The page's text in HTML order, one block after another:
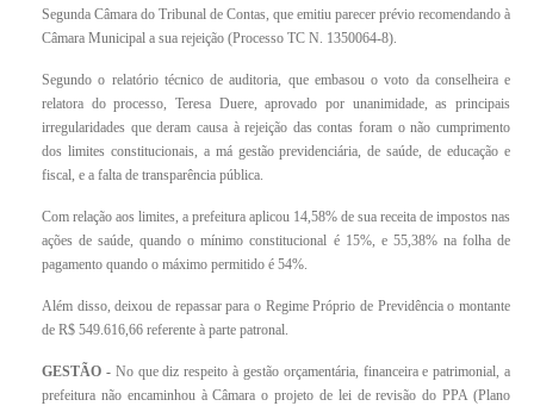
Segunda Câmara do Tribunal de Contas, que emitiu parecer prévio recomendando à
Câmara Municipal a sua rejeição (Processo TC N. 1350064-8).
Segundo o relatório técnico de auditoria, que embasou o voto da conselheira e
relatora do processo, Teresa Duere, aprovado por unanimidade, as principais
irregularidades que deram causa à rejeição das contas foram o não cumprimento
dos limites constitucionais, a má gestão previdenciária, de saúde, de educação e
fiscal, e a falta de transparência pública.
Com relação aos limites, a prefeitura aplicou 14,58% de sua receita de impostos nas
ações de saúde, quando o mínimo constitucional é 15%, e 55,38% na folha de
pagamento quando o máximo permitido é 54%.
Além disso, deixou de repassar para o Regime Próprio de Previdência o montante
de R$ 549.616,66 referente à parte patronal.
GESTÃO -No que diz respeito à gestão orçamentária, financeira e patrimonial, a
prefeitura não encaminhou à Câmara o projeto de lei de revisão do PPA (Plano